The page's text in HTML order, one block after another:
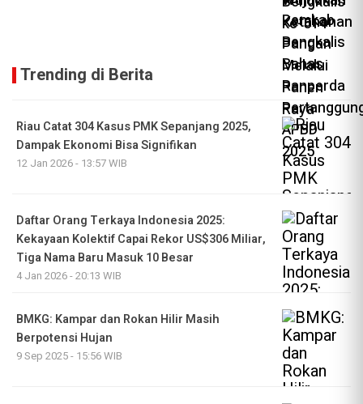
Trending di Berita
Riau Catat 304 Kasus PMK Sepanjang 2025,
Dampak Ekonomi Bisa Signifikan
12 Jan 2026 - 13:57 WIB
Daftar Orang Terkaya Indonesia 2025:
Kekayaan Kolektif Capai Rekor US$306 Miliar,
Tiga Nama Baru Masuk 10 Besar
4 Jan 2026 - 20:13 WIB
BMKG: Kampar dan Rokan Hilir Masih
Berpotensi Hujan
9 Sep 2025 - 15:56 WIB